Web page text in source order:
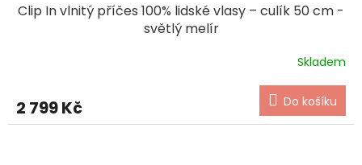
Clip In vlnitý příčes 100% lidské vlasy – culík 50 cm -
světlý melír
Skladem
2 799 Kč Do košíku